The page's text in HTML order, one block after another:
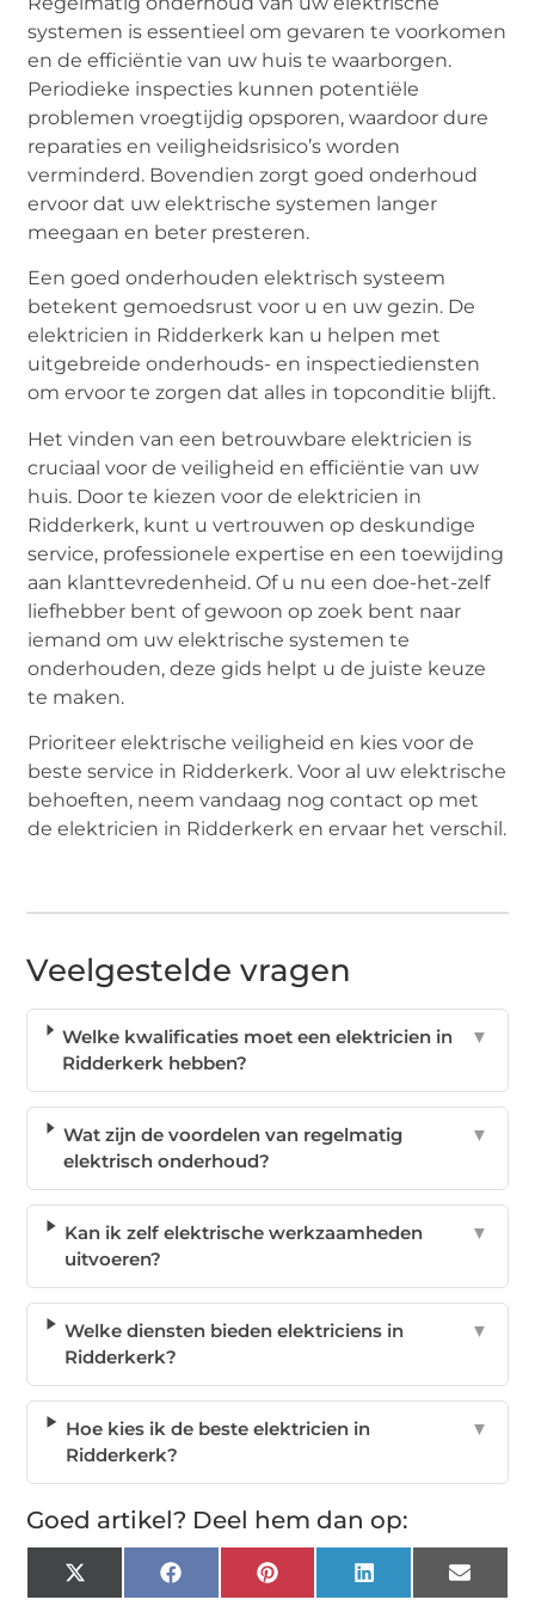
systemen is essentieel om gevaren te voorkomen
en de efficiëntie van uw huis te waarborgen.
Periodieke inspecties kunnen potentiële
problemen vroegtijdig opsporen, waardoor dure
reparaties en veiligheidsrisico’s worden
verminderd. Bovendien zorgt goed onderhoud
ervoor dat uw elektrische systemen langer
meegaan en beter presteren.
Een goed onderhouden elektrisch systeem
betekent gemoedsrust voor u en uw gezin. De
elektricien in Ridderkerk kan u helpen met
uitgebreide onderhouds- en inspectiediensten
om ervoor te zorgen dat alles in topconditie blijft.
Het vinden van een betrouwbare elektricien is
cruciaal voor de veiligheid en efficiëntie van uw
huis. Door te kiezen voor de elektricien in
Ridderkerk, kunt u vertrouwen op deskundige
service, professionele expertise en een toewijding
aan klanttevredenheid. Of u nu een doe-het-zelf
liefhebber bent of gewoon op zoek bent naar
iemand om uw elektrische systemen te
onderhouden, deze gids helpt u de juiste keuze
te maken.
Prioriteer elektrische veiligheid en kies voor de
beste service in Ridderkerk. Voor al uw elektrische
behoeften, neem vandaag nog contact op met
de elektricien in Ridderkerk en ervaar het verschil.
Veelgestelde vragen
Welke kwalificaties moet een elektricien in
Ridderkerk hebben?
▼
Wat zijn de voordelen van regelmatig
elektrisch onderhoud?
▼
Kan ik zelf elektrische werkzaamheden
uitvoeren?
▼
Welke diensten bieden elektriciens in
Ridderkerk?
▼
Hoe kies ik de beste elektricien in
Ridderkerk?
▼
Goed artikel? Deel hem dan op:
X
(Twitter)
FacebookPinterest LinkedIn Email